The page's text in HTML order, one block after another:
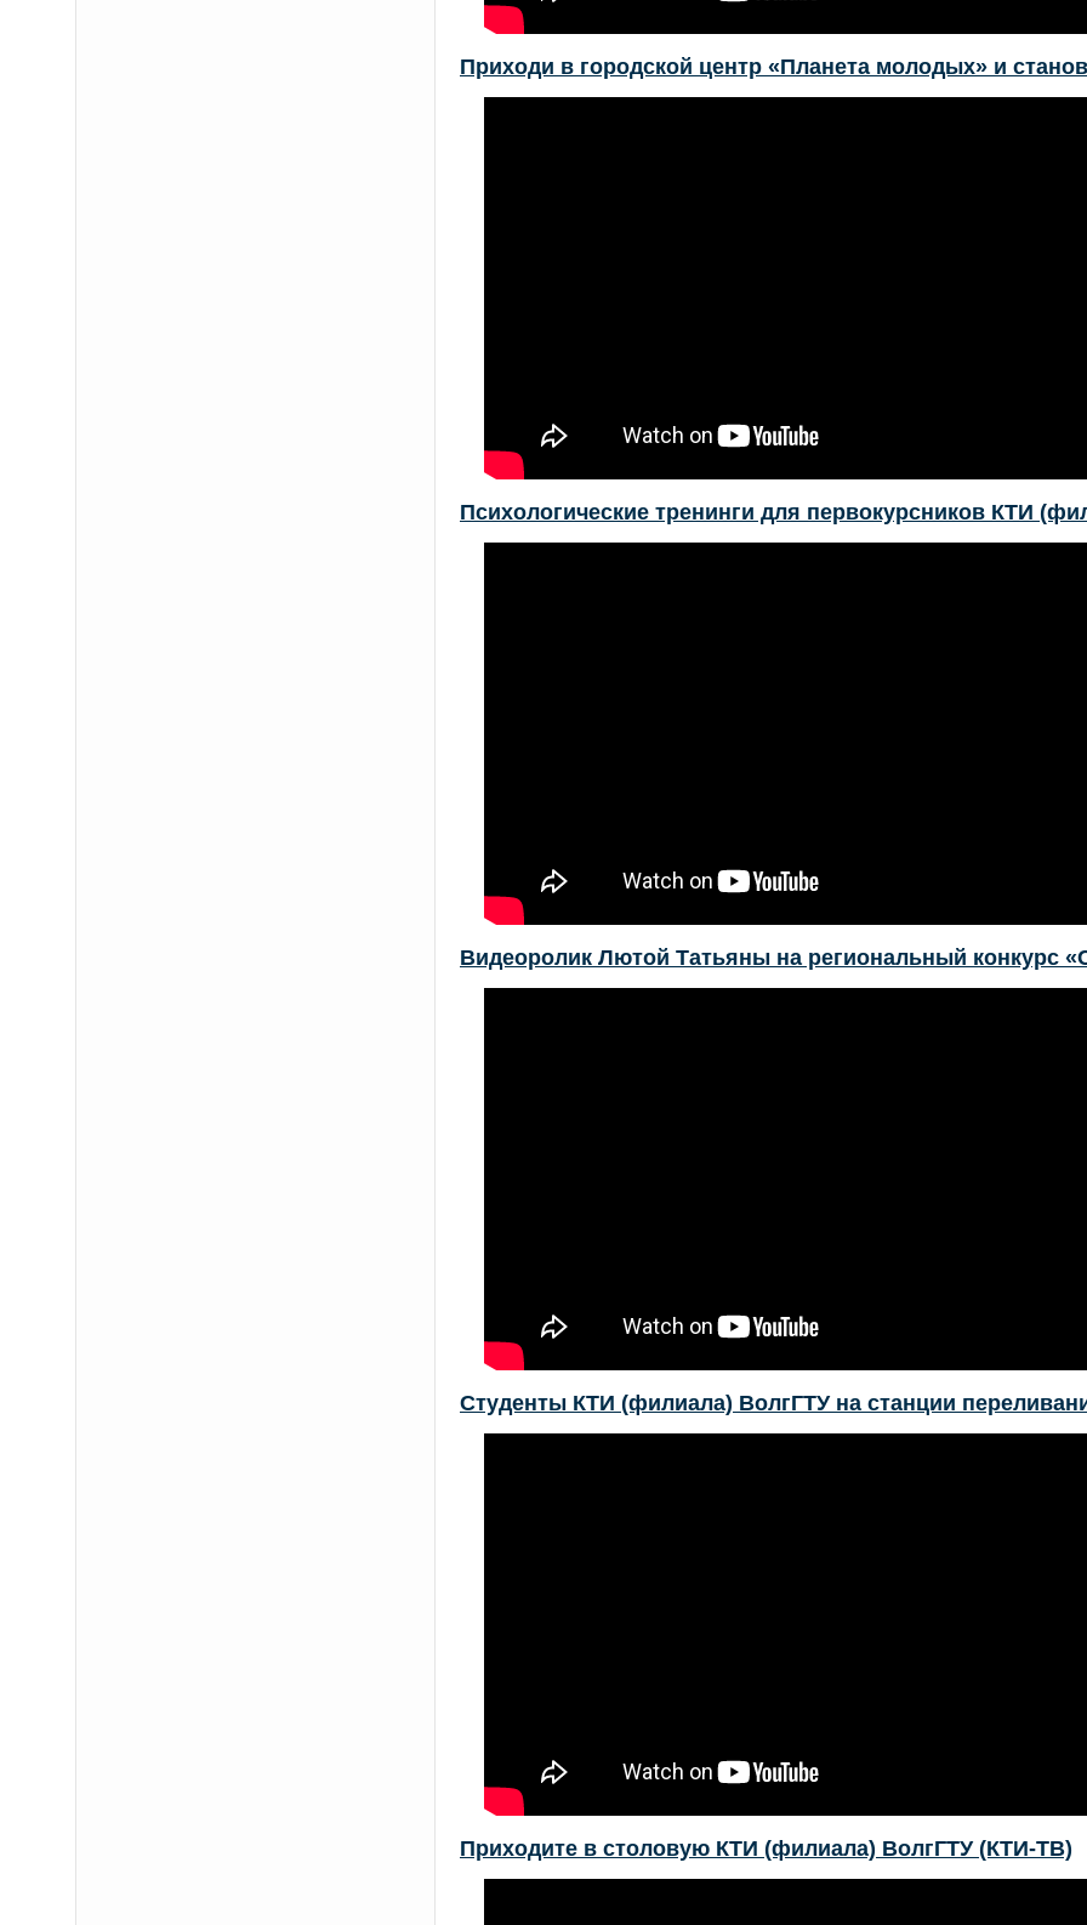
Приходи в городской центр «Планета молодых» и
Психологические тренинги для первокурсников КТИ
Видеоролик Лютой Татьяны на региональный конкурс
Студенты КТИ (филиала) ВолгГТУ на станции
Приходите в столовую КТИ (филиала) ВолгГТУ (КТИ-ТВ)